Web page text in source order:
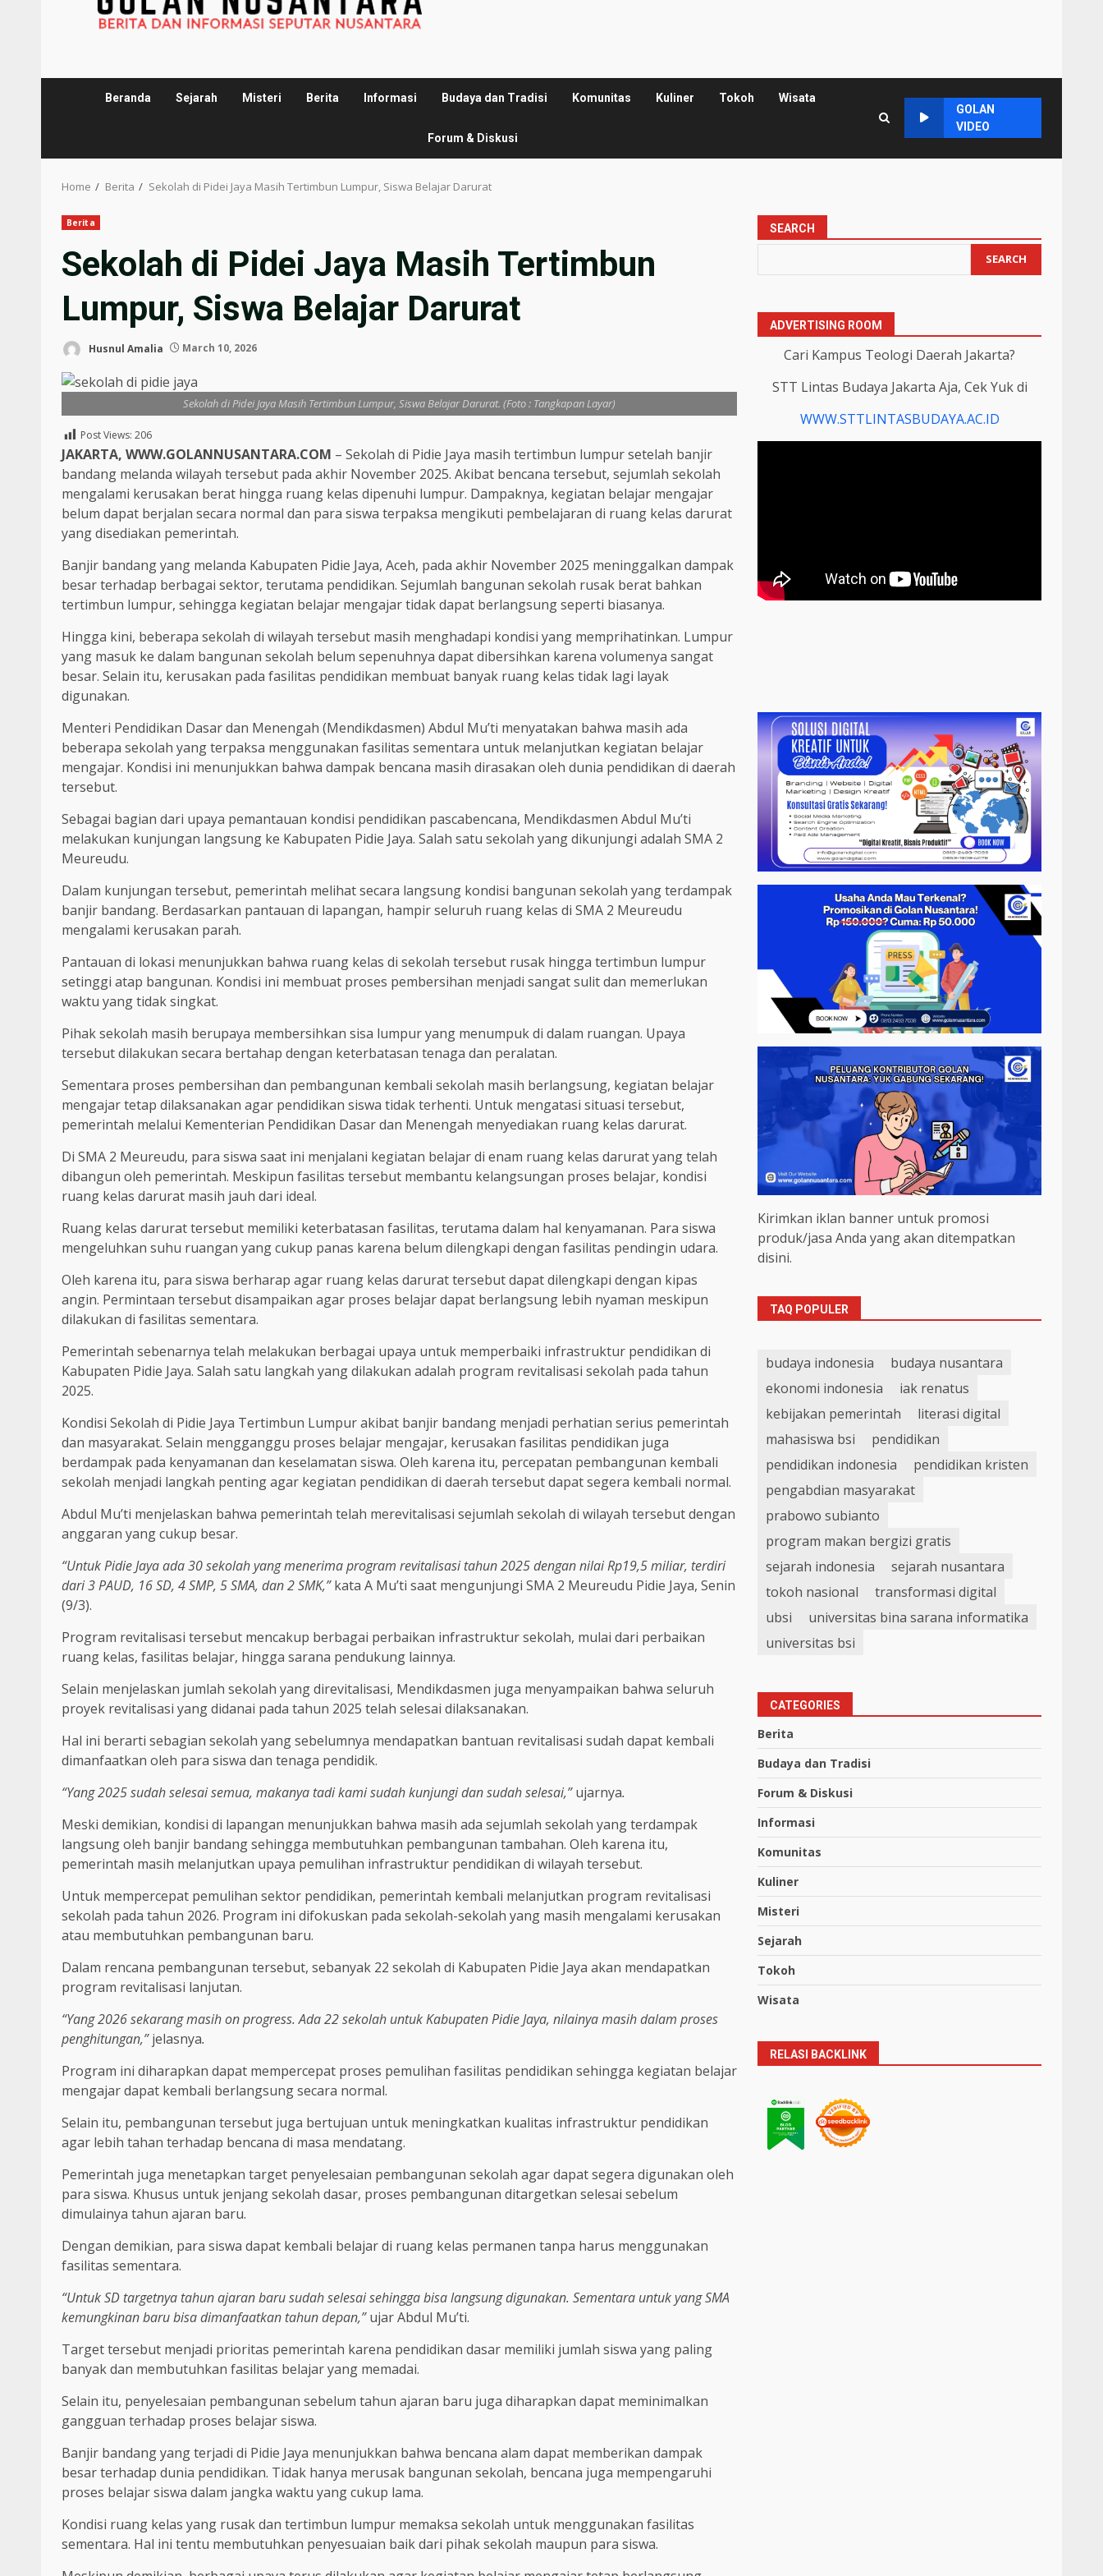
Beranda Sejarah Misteri Berita Informasi Budaya dan Tradisi Komunitas Kuliner Tokoh Wisata
Forum & Diskusi
GOLAN
VIDEO
Home Berita Sekolah di Pidei Jaya Masih Tertimbun Lumpur, Siswa Belajar Darurat
Berita
Sekolah di Pidei Jaya Masih Tertimbun
Lumpur, Siswa Belajar Darurat
Husnul Amalia March 10, 2026
Sekolah di Pidei Jaya Masih Tertimbun Lumpur, Siswa Belajar Darurat. (Foto : Tangkapan Layar)
Post Views: 206
JAKARTA, WWW.GOLANNUSANTARA.COM – Sekolah di Pidie Jaya masih tertimbun lumpur setelah banjir
bandang melanda wilayah tersebut pada akhir November 2025. Akibat bencana tersebut, sejumlah sekolah
mengalami kerusakan berat hingga ruang kelas dipenuhi lumpur. Dampaknya, kegiatan belajar mengajar
belum dapat berjalan secara normal dan para siswa terpaksa mengikuti pembelajaran di ruang kelas darurat
yang disediakan pemerintah.
Banjir bandang yang melanda Kabupaten Pidie Jaya, Aceh, pada akhir November 2025 meninggalkan dampak
besar terhadap berbagai sektor, terutama pendidikan. Sejumlah bangunan sekolah rusak berat bahkan
tertimbun lumpur, sehingga kegiatan belajar mengajar tidak dapat berlangsung seperti biasanya.
Hingga kini, beberapa sekolah di wilayah tersebut masih menghadapi kondisi yang memprihatinkan. Lumpur
yang masuk ke dalam bangunan sekolah belum sepenuhnya dapat dibersihkan karena volumenya sangat
besar. Selain itu, kerusakan pada fasilitas pendidikan membuat banyak ruang kelas tidak lagi layak
digunakan.
Menteri Pendidikan Dasar dan Menengah (Mendikdasmen) Abdul Mu’ti menyatakan bahwa masih ada
beberapa sekolah yang terpaksa menggunakan fasilitas sementara untuk melanjutkan kegiatan belajar
mengajar. Kondisi ini menunjukkan bahwa dampak bencana masih dirasakan oleh dunia pendidikan di daerah
tersebut.
Sebagai bagian dari upaya pemantauan kondisi pendidikan pascabencana, Mendikdasmen Abdul Mu’ti
melakukan kunjungan langsung ke Kabupaten Pidie Jaya. Salah satu sekolah yang dikunjungi adalah SMA 2
Meureudu.
Dalam kunjungan tersebut, pemerintah melihat secara langsung kondisi bangunan sekolah yang terdampak
banjir bandang. Berdasarkan pantauan di lapangan, hampir seluruh ruang kelas di SMA 2 Meureudu
mengalami kerusakan parah.
Pantauan di lokasi menunjukkan bahwa ruang kelas di sekolah tersebut rusak hingga tertimbun lumpur
setinggi atap bangunan. Kondisi ini membuat proses pembersihan menjadi sangat sulit dan memerlukan
waktu yang tidak singkat.
Pihak sekolah masih berupaya membersihkan sisa lumpur yang menumpuk di dalam ruangan. Upaya
tersebut dilakukan secara bertahap dengan keterbatasan tenaga dan peralatan.
Sementara proses pembersihan dan pembangunan kembali sekolah masih berlangsung, kegiatan belajar
mengajar tetap dilaksanakan agar pendidikan siswa tidak terhenti. Untuk mengatasi situasi tersebut,
pemerintah melalui Kementerian Pendidikan Dasar dan Menengah menyediakan ruang kelas darurat.
Di SMA 2 Meureudu, para siswa saat ini menjalani kegiatan belajar di enam ruang kelas darurat yang telah
dibangun oleh pemerintah. Meskipun fasilitas tersebut membantu kelangsungan proses belajar, kondisi
ruang kelas darurat masih jauh dari ideal.
Ruang kelas darurat tersebut memiliki keterbatasan fasilitas, terutama dalam hal kenyamanan. Para siswa
mengeluhkan suhu ruangan yang cukup panas karena belum dilengkapi dengan fasilitas pendingin udara.
Oleh karena itu, para siswa berharap agar ruang kelas darurat tersebut dapat dilengkapi dengan kipas
angin. Permintaan tersebut disampaikan agar proses belajar dapat berlangsung lebih nyaman meskipun
dilakukan di fasilitas sementara.
Pemerintah sebenarnya telah melakukan berbagai upaya untuk memperbaiki infrastruktur pendidikan di
Kabupaten Pidie Jaya. Salah satu langkah yang dilakukan adalah program revitalisasi sekolah pada tahun
2025.
Kondisi Sekolah di Pidie Jaya Tertimbun Lumpur akibat banjir bandang menjadi perhatian serius pemerintah
dan masyarakat. Selain mengganggu proses belajar mengajar, kerusakan fasilitas pendidikan juga
berdampak pada kenyamanan dan keselamatan siswa. Oleh karena itu, percepatan pembangunan kembali
sekolah menjadi langkah penting agar kegiatan pendidikan di daerah tersebut dapat segera kembali normal.
Abdul Mu’ti menjelaskan bahwa pemerintah telah merevitalisasi sejumlah sekolah di wilayah tersebut dengan
anggaran yang cukup besar.
“Untuk Pidie Jaya ada 30 sekolah yang menerima program revitalisasi tahun 2025 dengan nilai Rp19,5 miliar, terdiri
dari 3 PAUD, 16 SD, 4 SMP, 5 SMA, dan 2 SMK,”kata A Mu’ti saat mengunjungi SMA 2 Meureudu Pidie Jaya, Senin
(9/3).
Program revitalisasi tersebut mencakup berbagai perbaikan infrastruktur sekolah, mulai dari perbaikan
ruang kelas, fasilitas belajar, hingga sarana pendukung lainnya.
Selain menjelaskan jumlah sekolah yang direvitalisasi, Mendikdasmen juga menyampaikan bahwa seluruh
proyek revitalisasi yang didanai pada tahun 2025 telah selesai dilaksanakan.
Hal ini berarti sebagian sekolah yang sebelumnya mendapatkan bantuan revitalisasi sudah dapat kembali
dimanfaatkan oleh para siswa dan tenaga pendidik.
“Yang 2025 sudah selesai semua, makanya tadi kami sudah kunjungi dan sudah selesai,”ujarnya.
Meski demikian, kondisi di lapangan menunjukkan bahwa masih ada sejumlah sekolah yang terdampak
langsung oleh banjir bandang sehingga membutuhkan pembangunan tambahan. Oleh karena itu,
pemerintah masih melanjutkan upaya pemulihan infrastruktur pendidikan di wilayah tersebut.
Untuk mempercepat pemulihan sektor pendidikan, pemerintah kembali melanjutkan program revitalisasi
sekolah pada tahun 2026. Program ini difokuskan pada sekolah-sekolah yang masih mengalami kerusakan
atau membutuhkan pembangunan baru.
Dalam rencana pembangunan tersebut, sebanyak 22 sekolah di Kabupaten Pidie Jaya akan mendapatkan
program revitalisasi lanjutan.
“Yang 2026 sekarang masih on progress. Ada 22 sekolah untuk Kabupaten Pidie Jaya, nilainya masih dalam proses
penghitungan,”jelasnya.
Program ini diharapkan dapat mempercepat proses pemulihan fasilitas pendidikan sehingga kegiatan belajar
mengajar dapat kembali berlangsung secara normal.
Selain itu, pembangunan tersebut juga bertujuan untuk meningkatkan kualitas infrastruktur pendidikan
agar lebih tahan terhadap bencana di masa mendatang.
Pemerintah juga menetapkan target penyelesaian pembangunan sekolah agar dapat segera digunakan oleh
para siswa. Khusus untuk jenjang sekolah dasar, proses pembangunan ditargetkan selesai sebelum
dimulainya tahun ajaran baru.
Dengan demikian, para siswa dapat kembali belajar di ruang kelas permanen tanpa harus menggunakan
fasilitas sementara.
“Untuk SD targetnya tahun ajaran baru sudah selesai sehingga bisa langsung digunakan. Sementara untuk yang SMA
kemungkinan baru bisa dimanfaatkan tahun depan,”ujar Abdul Mu’ti.
Target tersebut menjadi prioritas pemerintah karena pendidikan dasar memiliki jumlah siswa yang paling
banyak dan membutuhkan fasilitas belajar yang memadai.
Selain itu, penyelesaian pembangunan sebelum tahun ajaran baru juga diharapkan dapat meminimalkan
gangguan terhadap proses belajar siswa.
Banjir bandang yang terjadi di Pidie Jaya menunjukkan bahwa bencana alam dapat memberikan dampak
besar terhadap dunia pendidikan. Tidak hanya merusak bangunan sekolah, bencana juga mempengaruhi
proses belajar siswa dalam jangka waktu yang cukup lama.
Kondisi ruang kelas yang rusak dan tertimbun lumpur memaksa sekolah untuk menggunakan fasilitas
sementara. Hal ini tentu membutuhkan penyesuaian baik dari pihak sekolah maupun para siswa.
SEARCH
SEARCH
ADVERTISING ROOM
Cari Kampus Teologi Daerah Jakarta?
STT Lintas Budaya Jakarta Aja, Cek Yuk di
WWW.STTLINTASBUDAYA.AC.ID
Kirimkan iklan banner untuk promosi
produk/jasa Anda yang akan ditempatkan
disini.
TAQ POPULER
budaya indonesia
budaya nusantara
ekonomi indonesia
iak renatus
kebijakan pemerintah
literasi digital
mahasiswa bsi
pendidikan
pendidikan indonesia
pendidikan kristen
pengabdian masyarakat
prabowo subianto
program makan bergizi gratis
sejarah indonesia
sejarah nusantara
tokoh nasional
transformasi digital
ubsi
universitas bina sarana informatika
universitas bsi
CATEGORIES
Berita
Budaya dan Tradisi
Forum & Diskusi
Informasi
Komunitas
Kuliner
Misteri
Sejarah
Tokoh
Wisata
RELASI BACKLINK